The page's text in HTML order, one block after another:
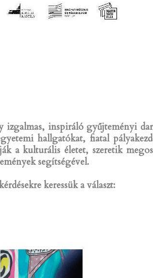
izgalmas, inspiráló gyűjteményi
hallgatókat, fiatal
a kulturális életet, szeretik
segítségével.
keressük a választ: